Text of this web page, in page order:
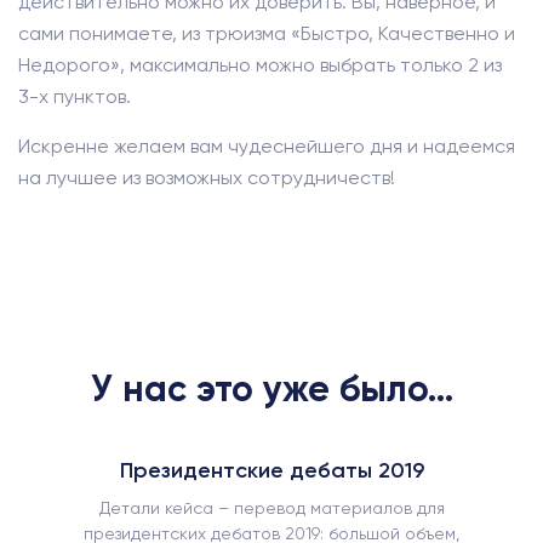
сами понимаете, из трюизма «Быстро, Качественно и
Недорого», максимально можно выбрать только 2 из
3-х пунктов.
Искренне желаем вам чудеснейшего дня и надеемся
на лучшее из возможных сотрудничеств!
У нас это уже было...
Президентские дебаты 2019
Детали кейса – перевод материалов для
президентских дебатов 2019: большой объем,